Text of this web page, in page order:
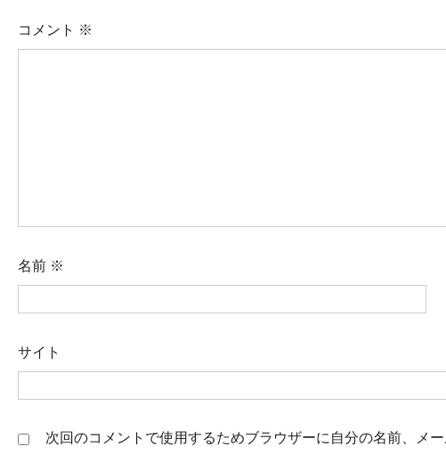
コメント ※
名前 ※
サイト
次回のコメントで使用するためブラウザーに自分の名前、メ